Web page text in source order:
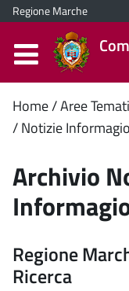
Regione Marche
principale
Home Aree
Notizie
Archivio
Regione
Ricerca